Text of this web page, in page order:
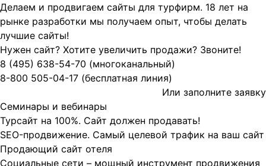
Делаем и продвигаем сайты для турфирм. 18 лет на
рынке разработки мы получаем опыт, чтобы делать
лучшие сайты!
Нужен сайт? Хотите увеличить продажи? Звоните!
8 (495) 638-54-70 (многоканальный)
8-800 505-04-17 (бесплатная линия)
Или заполните заявку
Семинары и вебинары
Турсайт на 100%. Сайт должен продавать!
SEO-продвижение. Самый целевой трафик на ваш сайт
Продающий сайт отеля
Социальные сети – мощный инструмент продвижения